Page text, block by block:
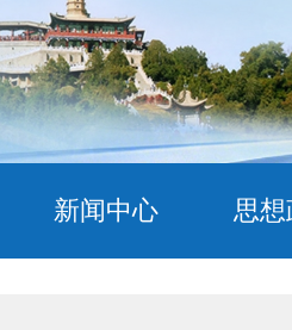
新闻中心 思想